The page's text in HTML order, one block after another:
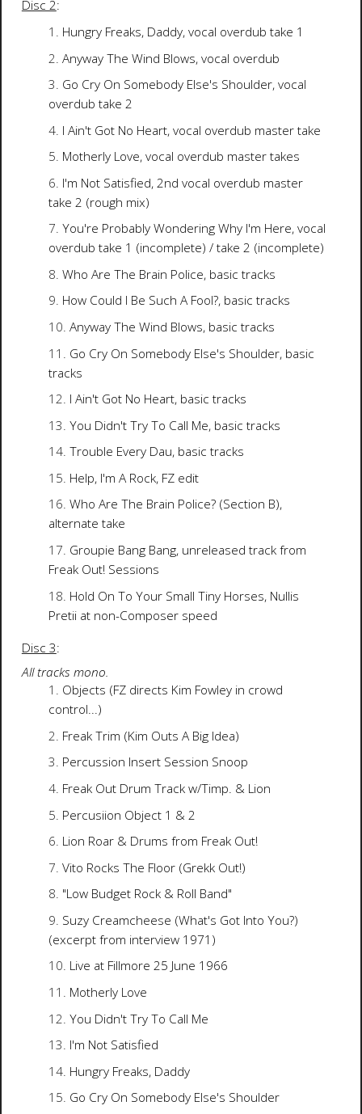
Disc 2:
Hungry Freaks, Daddy, vocal overdub take 1
Anyway The Wind Blows, vocal overdub
Go Cry On Somebody Else's Shoulder, vocal
overdub take 2
I Ain't Got No Heart, vocal overdub master take
Motherly Love, vocal overdub master takes
I'm Not Satisfied, 2nd vocal overdub master
take 2 (rough mix)
You're Probably Wondering Why I'm Here, vocal
overdub take 1 (incomplete) / take 2 (incomplete)
Who Are The Brain Police, basic tracks
How Could I Be Such A Fool?, basic tracks
Anyway The Wind Blows, basic tracks
Go Cry On Somebody Else's Shoulder, basic
tracks
I Ain't Got No Heart, basic tracks
You Didn't Try To Call Me, basic tracks
Trouble Every Dau, basic tracks
Help, I'm A Rock, FZ edit
Who Are The Brain Police? (Section B),
alternate take
Groupie Bang Bang, unreleased track from
Freak Out! Sessions
Hold On To Your Small Tiny Horses, Nullis
Pretii at non-Composer speed
Disc 3:
All tracks mono.
Objects (FZ directs Kim Fowley in crowd
control...)
Freak Trim (Kim Outs A Big Idea)
Percussion Insert Session Snoop
Freak Out Drum Track w/Timp. & Lion
Percusiion Object 1 & 2
Lion Roar & Drums from Freak Out!
Vito Rocks The Floor (Grekk Out!)
"Low Budget Rock & Roll Band"
Suzy Creamcheese (What's Got Into You?)
(excerpt from interview 1971)
Live at Fillmore 25 June 1966
Motherly Love
You Didn't Try To Call Me
I'm Not Satisfied
Hungry Freaks, Daddy
Go Cry On Somebody Else's Shoulder